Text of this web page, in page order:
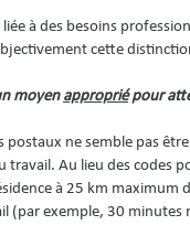
à des besoins
cette
moyen appropriépour
postaux ne semble pas
Au lieu des codes
à 25 km
(par exemple, 30 minutes